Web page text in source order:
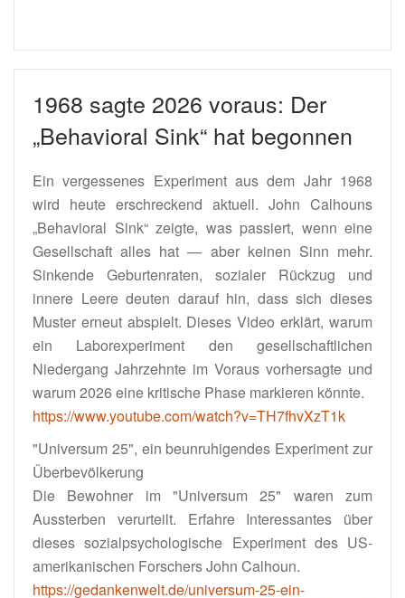
1968 sagte 2026 voraus: Der
„Behavioral Sink“ hat begonnen
Ein vergessenes Experiment aus dem Jahr 1968
wird heute erschreckend aktuell. John Calhouns
„Behavioral Sink“ zeigte, was passiert, wenn eine
Gesellschaft alles hat — aber keinen Sinn mehr.
Sinkende Geburtenraten, sozialer Rückzug und
innere Leere deuten darauf hin, dass sich dieses
Muster erneut abspielt. Dieses Video erklärt, warum
ein Laborexperiment den gesellschaftlichen
Niedergang Jahrzehnte im Voraus vorhersagte und
warum 2026 eine kritische Phase markieren könnte.
https://www.youtube.com/watch?v=TH7fhvXzT1k
"Universum 25", ein beunruhigendes Experiment zur
Überbevölkerung
Die Bewohner im "Universum 25" waren zum
Aussterben verurteilt. Erfahre Interessantes über
dieses sozialpsychologische Experiment des US-
amerikanischen Forschers John Calhoun.
https://gedankenwelt.de/universum-25-ein-